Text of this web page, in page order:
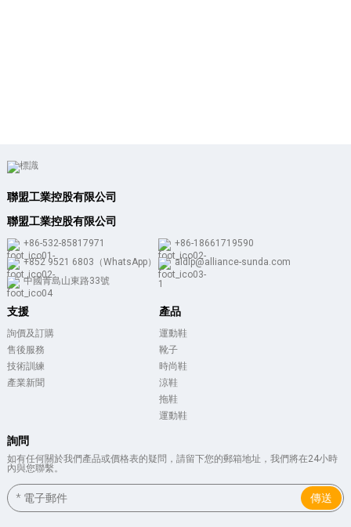
聯盟工業控股有限公司
聯盟工業控股有限公司
+86-532-85817971
+86-18661719590
+852 9521 6803（WhatsApp）
aldlp@alliance-sunda.com
中國青島山東路33號
支援
詢價及訂購
售後服務
技術訓練
產業新聞
產品
運動鞋
靴子
時尚鞋
涼鞋
拖鞋
運動鞋
詢問
如有任何關於我們產品或價格表的疑問，請留下您的郵箱地址，我們將在24小時
內與您聯繫。
傳送